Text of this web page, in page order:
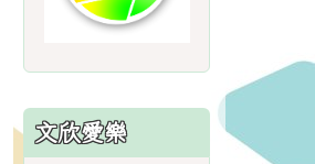
文欣愛樂